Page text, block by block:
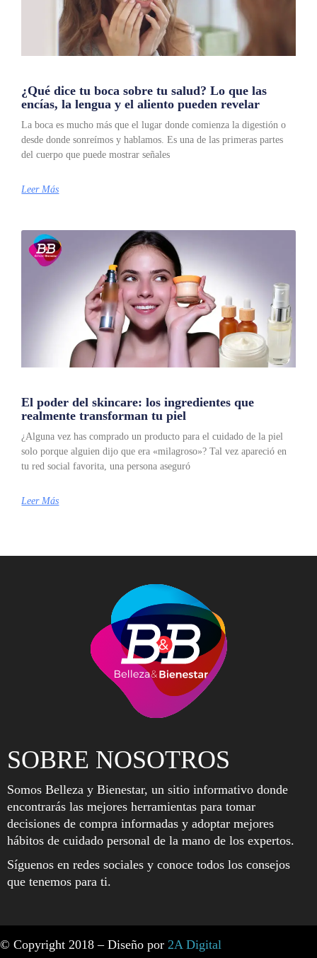
¿Qué dice tu boca sobre tu salud? Lo que las
encías, la lengua y el aliento pueden revelar
La boca es mucho más que el lugar donde comienza la digestión o
desde donde sonreímos y hablamos. Es una de las primeras partes
del cuerpo que puede mostrar señales
Leer Más
El poder del skincare: los ingredientes que
realmente transforman tu piel
¿Alguna vez has comprado un producto para el cuidado de la piel
solo porque alguien dijo que era «milagroso»? Tal vez apareció en
tu red social favorita, una persona aseguró
Leer Más
SOBRE NOSOTROS
Somos Belleza y Bienestar, un sitio informativo donde
encontrarás las mejores herramientas para tomar
decisiones de compra informadas y adoptar mejores
hábitos de cuidado personal de la mano de los expertos.
Síguenos en redes sociales y conoce todos los consejos
que tenemos para ti.
© Copyright 2018 – Diseño por 2A Digital